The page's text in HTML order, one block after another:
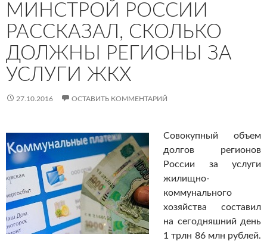
МИНСТРОЙ РОССИИ
РАССКАЗАЛ, СКОЛЬКО
ДОЛЖНЫ РЕГИОНЫ ЗА
УСЛУГИ ЖКХ
27.10.2016 ОСТАВИТЬ КОММЕНТАРИЙ
Совокупный объем
долгов регионов
России за услуги
жилищно-
коммунального
хозяйства составил
на сегодняшний день
1 трлн 86 млн рублей.